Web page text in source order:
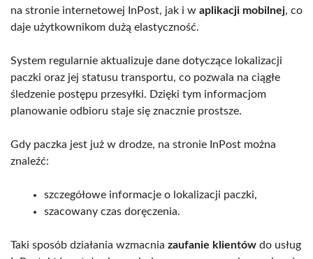
na stronie internetowej InPost, jak i w aplikacji mobilnej, co
daje użytkownikom dużą elastyczność.
System regularnie aktualizuje dane dotyczące lokalizacji
paczki oraz jej statusu transportu, co pozwala na ciągłe
śledzenie postępu przesyłki. Dzięki tym informacjom
planowanie odbioru staje się znacznie prostsze.
Gdy paczka jest już w drodze, na stronie InPost można
znaleźć:
szczegółowe informacje o lokalizacji paczki,
szacowany czas doręczenia.
Taki sposób działania wzmacnia zaufanie klientów do usług